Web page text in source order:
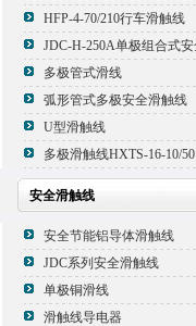
HFP-4-70/210行车滑触线
多极管式滑线
弧形管式多极安全滑触线
U型滑触线
多极滑触线HXTS-16-10/50
安全滑触线
安全节能铝导体滑触线
JDC系列安全滑触线
单极铜滑线
滑触线导电器